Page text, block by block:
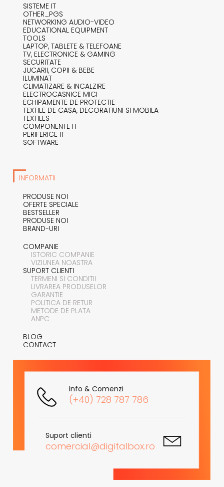
SISTEME IT
OTHER_PGS
NETWORKING AUDIO-VIDEO
EDUCATIONAL EQUIPMENT
TOOLS
LAPTOP, TABLETE & TELEFOANE
TV, ELECTRONICE & GAMING
SECURITATE
JUCARII, COPII & BEBE
ILUMINAT
CLIMATIZARE & INCALZIRE
ELECTROCASNICE MICI
ECHIPAMENTE DE PROTECTIE
TEXTILE DE CASA, DECORATIUNI SI MOBILA
TEXTILES
COMPONENTE IT
PERIFERICE IT
SOFTWARE
INFORMATII
PRODUSE NOI
OFERTE SPECIALE
BESTSELLER
PRODUSE NOI
BRAND-URI
COMPANIE
ISTORIC COMPANIE
VIZIUNEA NOASTRA
SUPORT CLIENTI
TERMENI SI CONDITII
LIVRAREA PRODUSELOR
GARANTIE
POLITICA DE RETUR
METODE DE PLATA
ANPC
BLOG
CONTACT
Info & Comenzi
(+40) 728 787 786
Suport clienti
comercial@digitalbox.ro